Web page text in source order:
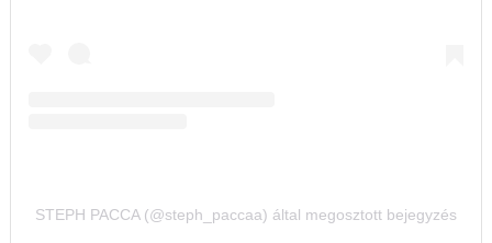
STEPH PACCA (@steph_paccaa) által megosztott bejegyzés